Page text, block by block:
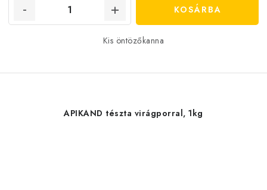
KOSÁRBA
Kis öntözőkanna
APIKAND tészta virágporral, 1kg